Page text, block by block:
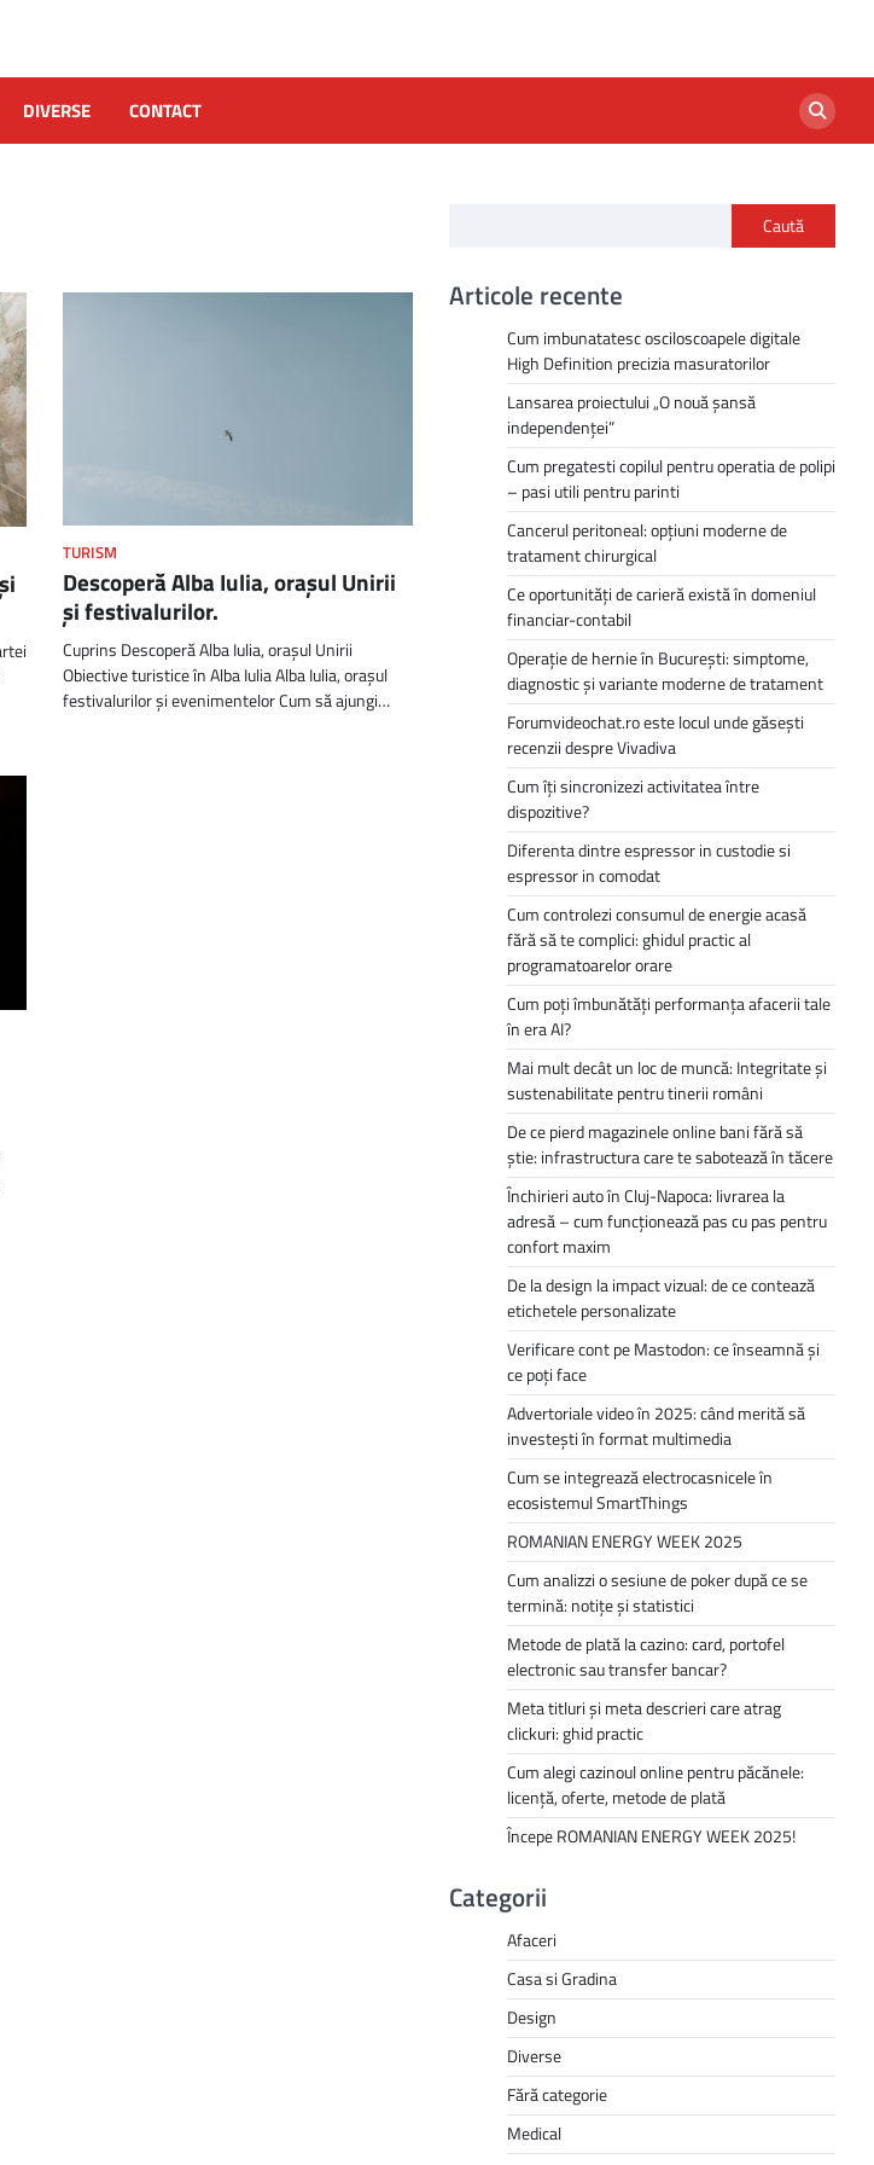
DIVERSE CONTACT
TURISM
Descoperă Alba Iulia, orașul Unirii
și festivalurilor.
Cuprins Descoperă Alba Iulia, orașul Unirii
Obiective turistice în Alba Iulia Alba Iulia, orașul
festivalurilor și evenimentelor Cum să ajungi…
Caută
Articole recente
Cum imbunatatesc osciloscoapele digitale
High Definition precizia masuratorilor
Lansarea proiectului „O nouă șansă
independenței”
Cum pregatesti copilul pentru operatia de polipi
– pasi utili pentru parinti
Cancerul peritoneal: opțiuni moderne de
tratament chirurgical
Ce oportunități de carieră există în domeniul
financiar-contabil
Operație de hernie în București: simptome,
diagnostic și variante moderne de tratament
Forumvideochat.ro este locul unde găsești
recenzii despre Vivadiva
Cum îți sincronizezi activitatea între
dispozitive?
Diferenta dintre espressor in custodie si
espressor in comodat
Cum controlezi consumul de energie acasă
fără să te complici: ghidul practic al
programatoarelor orare
Cum poți îmbunătăți performanța afacerii tale
în era AI?
Mai mult decât un loc de muncă: Integritate și
sustenabilitate pentru tinerii români
De ce pierd magazinele online bani fără să
știe: infrastructura care te sabotează în tăcere
Închirieri auto în Cluj-Napoca: livrarea la
adresă – cum funcționează pas cu pas pentru
confort maxim
De la design la impact vizual: de ce contează
etichetele personalizate
Verificare cont pe Mastodon: ce înseamnă și
ce poți face
Advertoriale video în 2025: când merită să
investești în format multimedia
Cum se integrează electrocasnicele în
ecosistemul SmartThings
ROMANIAN ENERGY WEEK 2025
Cum analizzi o sesiune de poker după ce se
termină: notițe și statistici
Metode de plată la cazino: card, portofel
electronic sau transfer bancar?
Meta titluri și meta descrieri care atrag
clickuri: ghid practic
Cum alegi cazinoul online pentru păcănele:
licență, oferte, metode de plată
Începe ROMANIAN ENERGY WEEK 2025!
Categorii
Afaceri
Casa si Gradina
Design
Diverse
Fără categorie
Medical